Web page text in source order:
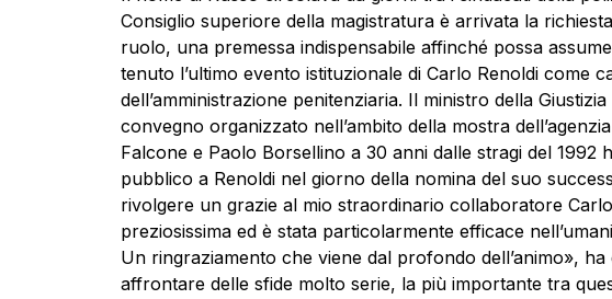
Consiglio superiore della magistratura è arrivata la
ruolo, una premessa indispensabile affinché possa
tenuto l’ultimo evento istituzionale di Carlo Renoldi come
dell’amministrazione penitenziaria. Il ministro della
convegno organizzato nell’ambito della mostra
Falcone e Paolo Borsellino a 30 anni dalle stragi del 1992
pubblico a Renoldi nel giorno della nomina del suo
rivolgere un grazie al mio straordinario collaboratore
preziosissima ed è stata particolarmente efficace
Un ringraziamento che viene dal profondo dell’animo»,
affrontare delle sfide molto serie, la più importante tra